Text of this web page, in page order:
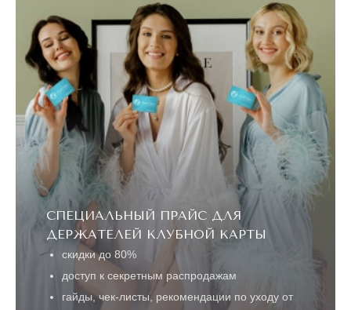
СПЕЦИАЛЬНЫЙ ПРАЙС ДЛЯ
ДЕРЖАТЕЛЕЙ КЛУБНОЙ КАРТЫ
скидки до 80%
доступ к секретным распродажам
гайды, чек-листы, рекомендации по уходу от